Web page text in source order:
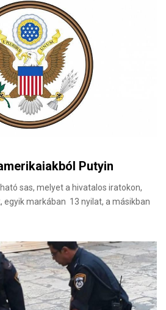
Putyin
sas, melyet a hivatalos iratokon,
egyik markában 13 nyilat, a másikban